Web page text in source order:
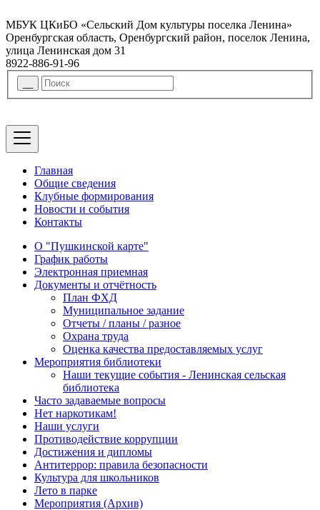
МБУК ЦКиБО «Сельский Дом культуры поселка Ленина»
Оренбургская область, Оренбургский район, поселок Ленина,
улица Ленинская дом 31
8922-886-91-96
Главная
Общие сведения
Клубные формирования
Новости и события
Контакты
О "Пушкинской карте"
График работы
Электронная приемная
Документы и отчётность
План ФХД
Муниципальное задание
Отчеты / планы / разное
Охрана труда
Оценка качества предоставляемых услуг
Мероприятия библиотеки
Наши текущие события - Ленинская сельская
библиотека
Часто задаваемые вопросы
Нет наркотикам!
Наши услуги
Противодействие коррупции
Достижения и дипломы
Антитеррор: правила безопасности
Культура для школьников
Лето в парке
Мероприятия (Архив)